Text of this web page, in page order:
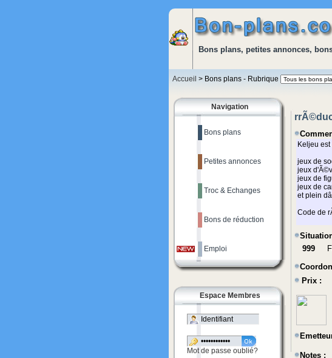
Bons plans, petites annonces,
Accueil > Bons plans - Rubrique
Navigation
Bons plans
Petites annonces
Troc & Echanges
Bons de réduction
Emploi
Espace Membres
Mot de passe oublié?
999
Prix :
Notes :